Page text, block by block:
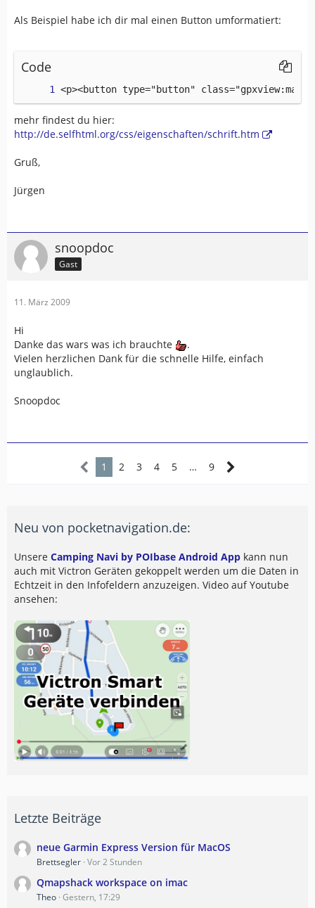
Als Beispiel habe ich dir mal einen Button umformatiert:
Code
<p><button type="button"
mehr findest du hier:
http://de.selfhtml.org/css/eigenschaften/schrift.htm
Gruß,
Jürgen
snoopdoc
Gast
11. März 2009
Hi
Danke das wars was ich brauchte
.
Vielen herzlichen Dank für die schnelle Hilfe, einfach
unglaublich.
Snoopdoc
1 2 3 4 5 … 9
Neu von pocketnavigation.de:
Unsere Camping Navi by POIbase Android App kann nun
auch mit Victron Geräten gekoppelt werden um die Daten in
Echtzeit in den Infofeldern anzuzeigen. Video auf Youtube
ansehen:
Letzte Beiträge
neue Garmin Express Version für MacOS
Brettsegler Vor 2 Stunden
Qmapshack workspace on imac
Theo Gestern, 17:29